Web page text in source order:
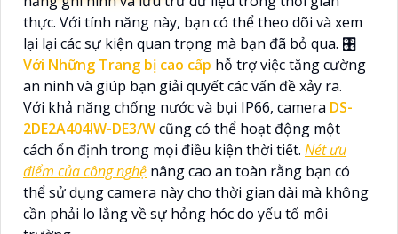
thực. Với tính năng này, bạn có thể theo dõi và xem
lại lại các sự kiện quan trọng mà bạn đã bỏ qua. 🎛
Với Những Trang bị cao cấp hỗ trợ việc tăng cường
an ninh và giúp bạn giải quyết các vấn đề xảy ra.
Với khả năng chống nước và bụi IP66, camera DS-
2DE2A404IW-DE3/Wcũng có thể hoạt động một
cách ổn định trong mọi điều kiện thời tiết. Nét ưu
điểm của công nghệ nâng cao an toàn rằng bạn có
thể sử dụng camera này cho thời gian dài mà không
cần phải lo lắng về sự hỏng hóc do yếu tố môi